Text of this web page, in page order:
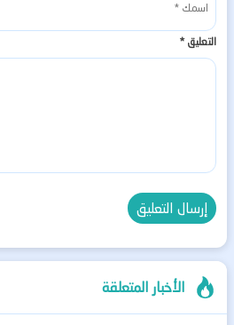
التعليق*
الأخبار المتعلقة